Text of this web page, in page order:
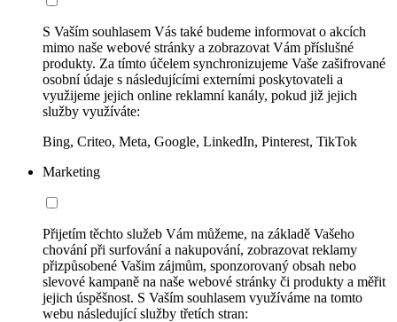
S Vaším souhlasem Vás také budeme informovat o akcích
mimo naše webové stránky a zobrazovat Vám příslušné
produkty. Za tímto účelem synchronizujeme Vaše zašifrované
osobní údaje s následujícími externími poskytovateli a
využijeme jejich online reklamní kanály, pokud již jejich
služby využíváte:
Bing, Criteo, Meta, Google, LinkedIn, Pinterest, TikTok
Marketing
Přijetím těchto služeb Vám můžeme, na základě Vašeho
chování při surfování a nakupování, zobrazovat reklamy
přizpůsobené Vašim zájmům, sponzorovaný obsah nebo
slevové kampaně na naše webové stránky či produkty a měřit
jejich úspěšnost. S Vaším souhlasem využíváme na tomto
webu následující služby třetích stran: